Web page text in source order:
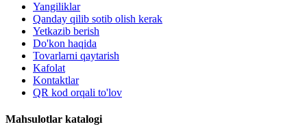
Yangiliklar
Qanday qilib sotib olish kerak
Yetkazib berish
Do'kon haqida
Tovarlarni qaytarish
Kafolat
Kontaktlar
QR kod orqali to'lov
Mahsulotlar katalogi